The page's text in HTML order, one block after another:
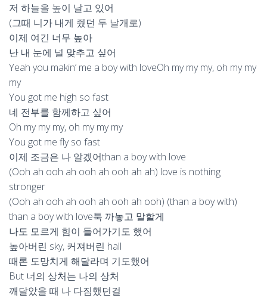
저 하늘을 높이 날고 있어
(그때 니가 내게 줬던 두 날개로)
이제 여긴 너무 높아
난 내 눈에 널 맞추고 싶어
Yeah you makin’ me a boy with loveOh my my my, oh my my
my
You got me high so fast
네 전부를 함께하고 싶어
Oh my my my, oh my my my
You got me fly so fast
이제 조금은 나 알겠어than a boy with love
(Ooh ah ooh ah ooh ah ooh ah ah) love is nothing
stronger
(Ooh ah ooh ah ooh ah ooh ah ooh) (than a boy with)
than a boy with love툭 까놓고 말할게
나도 모르게 힘이 들어가기도 했어
높아버린 sky, 커져버린 hall
때론 도망치게 해달라며 기도했어
But 너의 상처는 나의 상처
깨달았을 때 나 다짐했던걸